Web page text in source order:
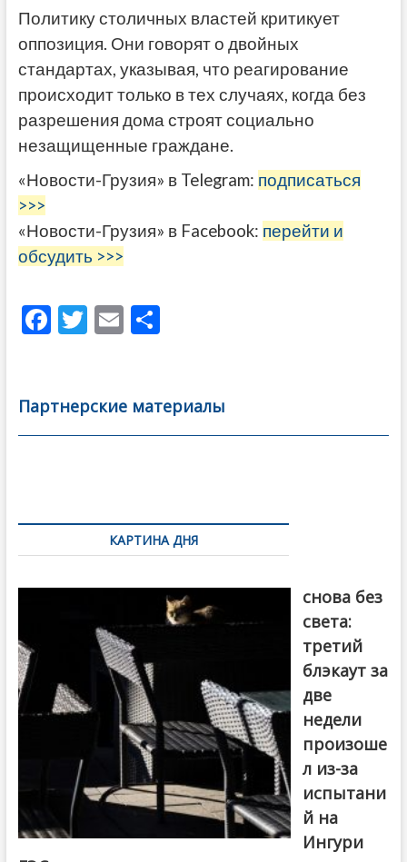
Политику столичных властей критикует
оппозиция. Они говорят о двойных
стандартах, указывая, что реагирование
происходит только в тех случаях, когда без
разрешения дома строят социально
незащищенные граждане.
«Новости-Грузия» в Telegram: подписаться
>>>
«Новости-Грузия» в Facebook: перейти и
обсудить >>>
F
b
o
T
er
E
l
О
а
в
Партнерские материалы
по
записямКАРТИНА ДНЯ
снова без
света:
третий
блэкаут за
две
недели
произоше
л из-за
испытани
й на
Ингури